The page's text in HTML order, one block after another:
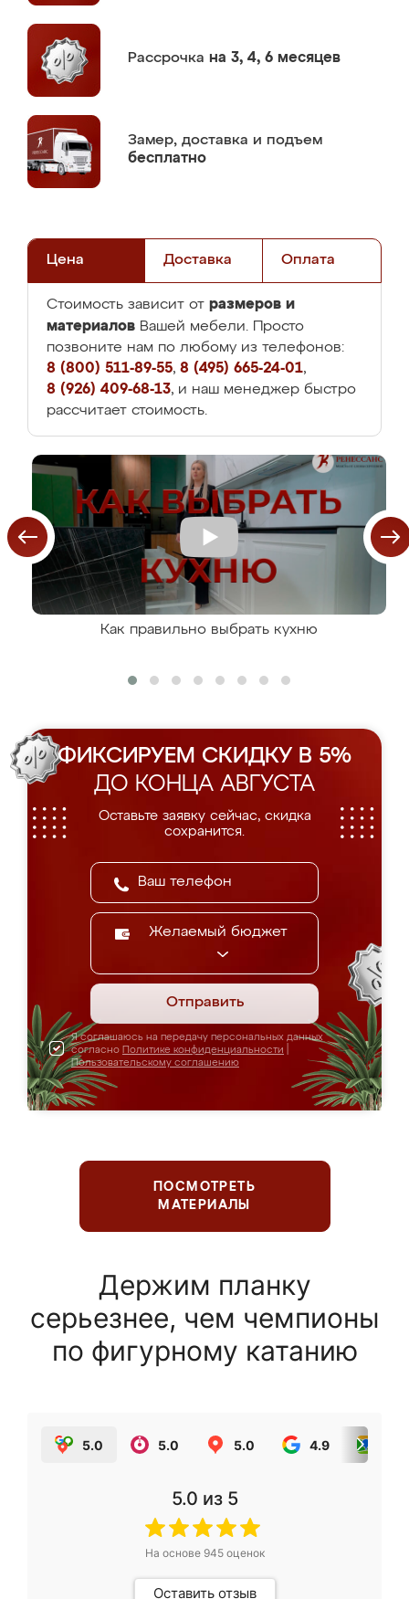
Рассрочка на 3, 4, 6 месяцев
Замер, доставка и подъем
бесплатно
Цена Доставка Оплата
Стоимость зависит от размеров и
материалов Вашей мебели. Просто
позвоните нам по любому из телефонов:
8 (800) 511-89-55, 8 (495) 665-24-01,
8 (926) 409-68-13, и наш менеджер быстро
рассчитает стоимость.
Как правильно выбрать кухню
ФИКСИРУЕМ СКИДКУ В 5%
ДО КОНЦА АВГУСТА
Оставьте заявку сейчас, скидка
сохранится.
Желаемый бюджет
Отправить
Я соглашаюсь на передачу персональных данных
согласно Политике конфиденциальности
Пользовательскому соглашению
ПОСМОТРЕТЬ
МАТЕРИАЛЫ
Держим планку
серьезнее, чем чемпионы
по фигурному катанию
5.0 5.0 5.0 4.9
5.0 из 5
На основе 945оценок
Оставить отзыв